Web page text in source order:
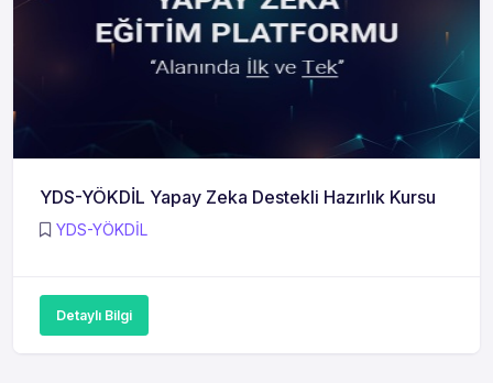
YDS-YÖKDİL Yapay Zeka Destekli Hazırlık Kursu
YDS-YÖKDİL
Detaylı Bilgi